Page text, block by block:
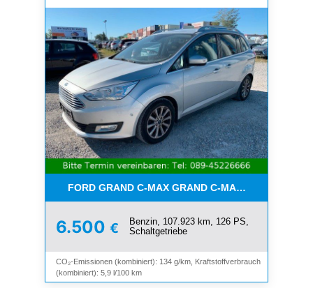
FORD GRAND C-MAX GRAND C-MAX TITANIUM*7-
6.500 €
Benzin, 107.923 km, 126 PS,
Schaltgetriebe
CO₂-Emissionen (kombiniert): 134 g/km, Kraftstoffverbrauch
(kombiniert): 5,9 l/100 km